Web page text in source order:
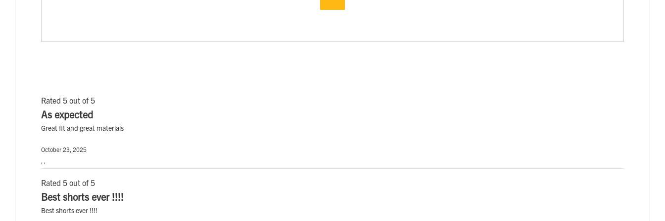
Rated 5 out of 5
As expected
Great fit and great materials
October 23, 2025
, ,
Rated 5 out of 5
Best shorts ever !!!!
Best shorts ever !!!!